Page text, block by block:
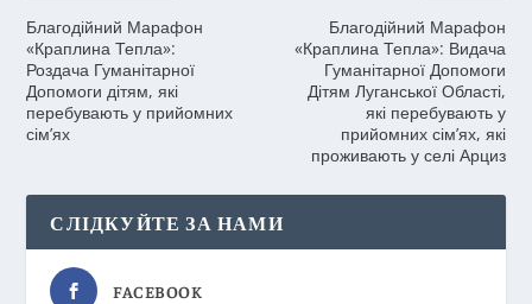
Благодійний Марафон
«Краплина Тепла»:
Роздача Гуманітарної
Допомоги дітям, які
перебувають у прийомних
сім’ях
Благодійний Марафон
«Краплина Тепла»: Видача
Гуманітарної Допомоги
Дітям Луганської Області,
які перебувають у
прийомних сім’ях, які
проживають у селі Арциз
СЛІДКУЙТЕ ЗА НАМИ
FACEBOOK